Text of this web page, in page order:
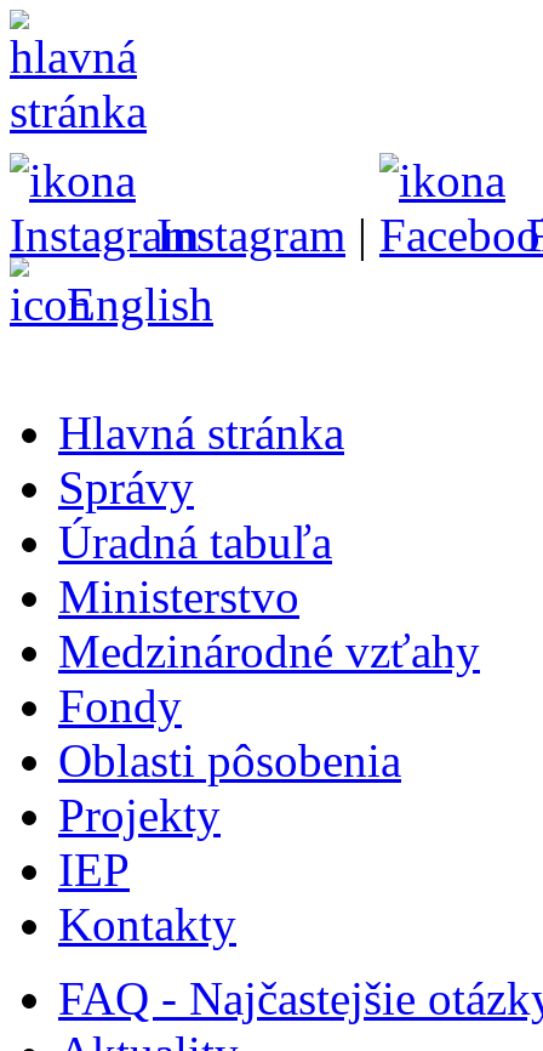
Instagram |
English
Hlavná stránka
Správy
Úradná tabuľa
Ministerstvo
Medzinárodné vzťahy
Fondy
Oblasti pôsobenia
Projekty
IEP
Kontakty
FAQ - Najčastejšie